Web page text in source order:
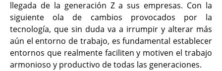
llegada de la generación Z a sus empresas. Con la
siguiente ola de cambios provocados por la
tecnología, que sin duda va a irrumpir y alterar más
aún el entorno de trabajo, es fundamental establecer
entornos que realmente faciliten y motiven el trabajo
armonioso y productivo de todas las generaciones.